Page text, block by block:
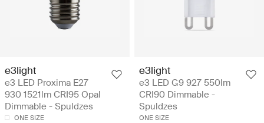
e3light
e3 LED Proxima E27
930 1521lm CRI95 Opal
Dimmable - Spuldzes
ONE SIZE
e3light
e3 LED G9 927 550lm
CRI90 Dimmable -
Spuldzes
ONE SIZE